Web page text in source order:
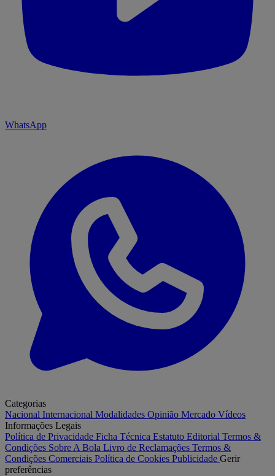
WhatsApp
Categorias
Nacional Internacional Modalidades Opinião Mercado Vídeos
Informações Legais
Política de Privacidade Ficha Técnica Estatuto Editorial Termos &
Condições Sobre A Bola Livro de Reclamações Termos &
Condições Comerciais Política de Cookies Publicidade Gerir
preferências